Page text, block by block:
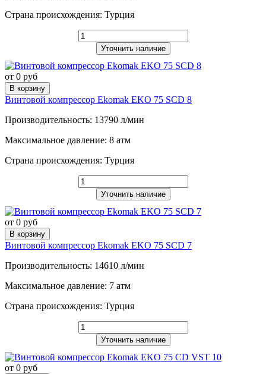
Страна происхождения: Турция
Уточнить наличие
от 0 руб
В корзину
Винтовой компрессор Ekomak EKO 75 SCD 8
Производительность: 13790 л/мин
Максимальное давление: 8 атм
Страна происхождения: Турция
Уточнить наличие
от 0 руб
В корзину
Винтовой компрессор Ekomak EKO 75 SCD 7
Производительность: 14610 л/мин
Максимальное давление: 7 атм
Страна происхождения: Турция
Уточнить наличие
от 0 руб